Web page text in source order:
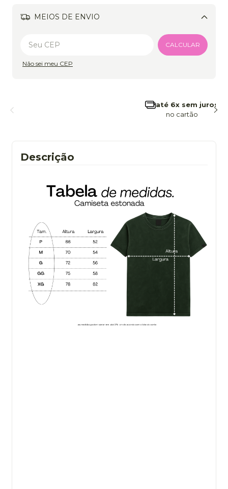
MEIOS DE ENVIO
Alterar CEP
CALCULAR
Não sei meu CEP
Descrição